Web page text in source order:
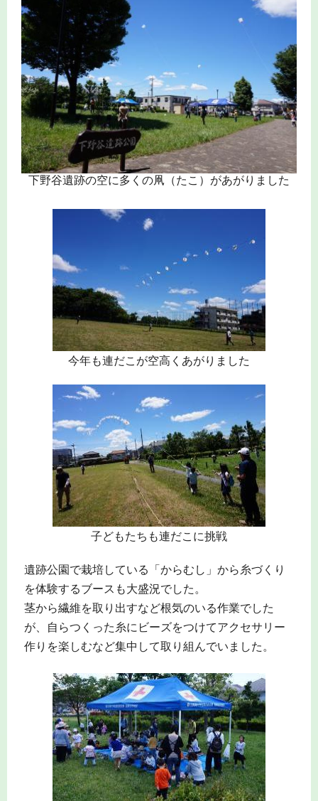
下野谷遺跡の空に多くの凧（たこ）があがりました
今年も連だこが空高くあがりました
子どもたちも連だこに挑戦
遺跡公園で栽培している「からむし」から糸づくり
を体験するブースも大盛況でした。
茎から繊維を取り出すなど根気のいる作業でした
が、自らつくった糸にビーズをつけてアクセサリー
作りを楽しむなど集中して取り組んでいました。